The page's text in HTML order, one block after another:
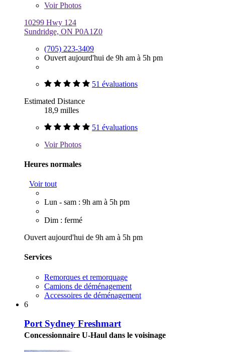
VoirPhotos
10299 Hwy 124
Sundridge, ON P0A1Z0
(705) 223-3409
Ouvert aujourd'hui de 9h am à 5h pm
51 évaluations
Estimated Distance
18,9 milles
51 évaluations
VoirPhotos
Heures normales
Voir tout
Lun - sam : 9h am à 5h pm
Dim : fermé
Ouvert aujourd'hui de 9h am à 5h pm
Services
Remorques et remorquage
Camions de déménagement
Accessoires de déménagement
6
Port Sydney Freshmart
Concessionnaire U-Haul dans le voisinage